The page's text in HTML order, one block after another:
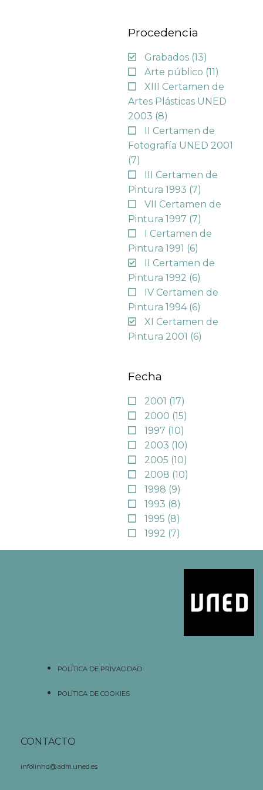
Procedencia
Grabados (13)
Arte público (11)
XIII Certamen de
Artes Plásticas UNED
2003 (8)
II Certamen de
Fotografía UNED 2001
(7)
III Certamen de
Pintura 1993 (7)
VII Certamen de
Pintura 1997 (7)
I Certamen de
Pintura 1991 (6)
II Certamen de
Pintura 1992 (6)
IV Certamen de
Pintura 1994 (6)
XI Certamen de
Pintura 2001 (6)
Fecha
2001 (17)
2000 (15)
1997 (10)
2003 (10)
2005 (10)
2008 (10)
1998 (9)
1993 (8)
1995 (8)
1992 (7)
POLÍTICA DE PRIVACIDAD
POLÍTICA DE COOKIES
CONTACTO
infolinhd@adm.uned.es